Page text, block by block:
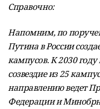
Справочно:
Напомним, по
Путина в России
кампусов. К 2030
созвездие из 25
направлению ведет
Федерации и